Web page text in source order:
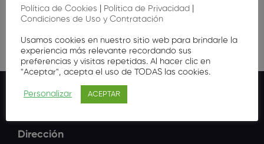
Dirección
Política de Cookies Política de Privacidad
Condiciones de Uso y Contratación
Usamos cookies en nuestro sitio web para brindarle la
experiencia más relevante recordando sus
preferencias y visitas repetidas. Al hacer clic en
"Aceptar", acepta el uso de TODAS las cookies.
Personalizar ACEPTAR